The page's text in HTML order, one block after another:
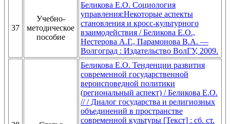
37
Учебно-
методическое
пособие
Беликова Е.О. Социология
управления:Некоторые аспекты
становления и кросс-культурного
взаимодействия / Беликова Е.О.,
Нестерова А.Г., Парамонова В.А. —
Волгоград : Издательство ВолГУ, 2009.
Беликова Е.О. Тенденции развития
современной государственной
вероисповедной политики
(региональный аспект) / Беликова Е.О.
// / Диалог государства и религиозных
объединений в пространстве
современной культуры [Текст] : сб. ст.